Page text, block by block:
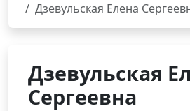
Дзевульская Елена
Дзевульская
Сергеевна